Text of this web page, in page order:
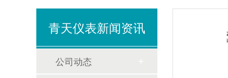
青天仪表新闻资讯
公司动态